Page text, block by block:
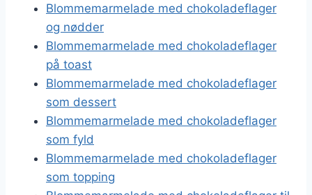
Blommemarmelade med chokoladeflager
og nødder
Blommemarmelade med chokoladeflager
på toast
Blommemarmelade med chokoladeflager
som dessert
Blommemarmelade med chokoladeflager
som fyld
Blommemarmelade med chokoladeflager
som topping